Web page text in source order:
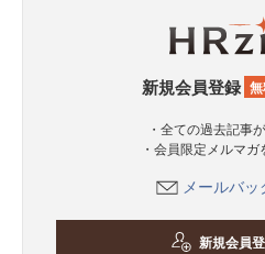
新規会員登録
・全ての過去記事
・会員限定メルマ
メールバ
新規会員